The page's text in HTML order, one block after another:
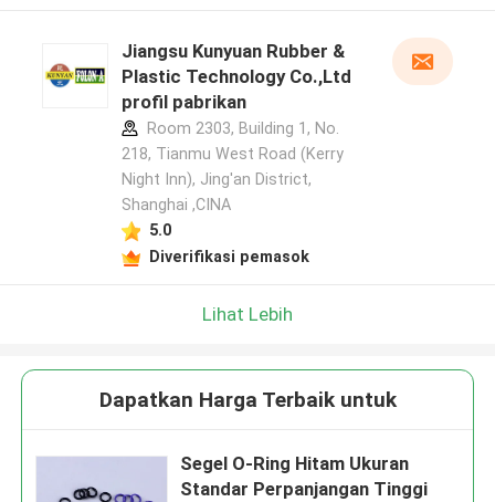
Jiangsu Kunyuan Rubber &
Plastic Technology Co.,Ltd
profil pabrikan
Room 2303, Building 1, No.
218, Tianmu West Road (Kerry
Night Inn), Jing'an District,
Shanghai ,CINA
5.0
Diverifikasi pemasok
Lihat Lebih
Dapatkan Harga Terbaik untuk
Segel O-Ring Hitam Ukuran
Standar Perpanjangan Tinggi